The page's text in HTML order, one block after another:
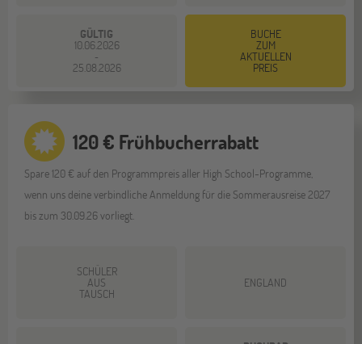
GÜLTIG
10.06.2026
-
25.08.2026
BUCHE
ZUM
AKTUELLEN
PREIS
120 € Frühbucherrabatt
Spare 120 € auf den Programmpreis aller High School-Programme,
wenn uns deine verbindliche Anmeldung für die Sommerausreise 2027
bis zum 30.09.26 vorliegt.
SCHÜLER
AUS
TAUSCH
ENGLAND